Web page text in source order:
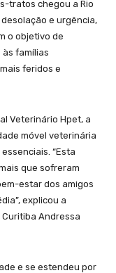
tratos chegou a Rio
e urgência,
o objetivo de
famílias
feridos e
Veterinário Hpet, a
móvel veterinária
“Esta
que sofreram
estar dos amigos
explicou a
Andressa
e se estendeu por